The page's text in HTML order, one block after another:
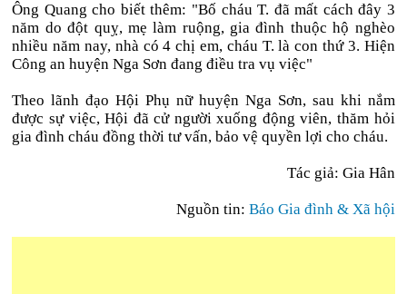
Ông Quang cho biết thêm: "Bố cháu T. đã mất cách đây 3
năm do đột quỵ, mẹ làm ruộng, gia đình thuộc hộ nghèo
nhiều năm nay, nhà có 4 chị em, cháu T. là con thứ 3. Hiện
Công an huyện Nga Sơn đang điều tra vụ việc"
Theo lãnh đạo Hội Phụ nữ huyện Nga Sơn, sau khi nắm
được sự việc, Hội đã cử người xuống động viên, thăm hỏi
gia đình cháu đồng thời tư vấn, bảo vệ quyền lợi cho cháu.
Tác giả: Gia Hân
Nguồn tin: Báo Gia đình & Xã hội